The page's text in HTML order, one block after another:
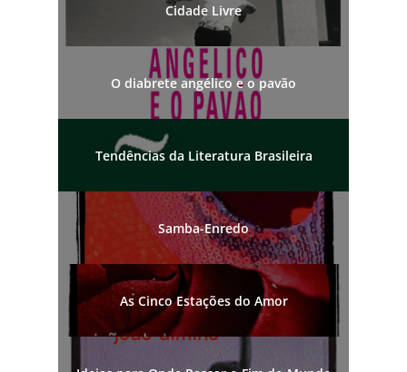
Cidade Livre
O diabrete angélico e o pavão
Tendências da Literatura Brasileira
Samba-Enredo
As Cinco Estações do Amor